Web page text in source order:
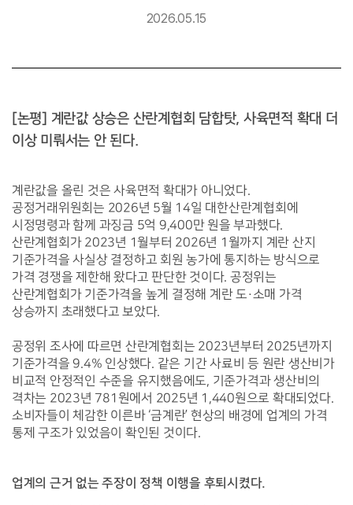
2026.05.15
[논평] 계란값 상승은 산란계협회 담합탓, 사육면적 확대 더
이상 미뤄서는 안 된다.
계란값을 올린 것은 사육면적 확대가 아니었다.
공정거래위원회는 2026년 5월 14일 대한산란계협회에
시정명령과 함께 과징금 5억 9,400만 원을 부과했다.
산란계협회가 2023년 1월부터 2026년 1월까지 계란 산지
기준가격을 사실상 결정하고 회원 농가에 통지하는 방식으로
가격 경쟁을 제한해 왔다고 판단한 것이다. 공정위는
산란계협회가 기준가격을 높게 결정해 계란 도·소매 가격
상승까지 초래했다고 보았다.
공정위 조사에 따르면 산란계협회는 2023년부터 2025년까지
기준가격을 9.4% 인상했다. 같은 기간 사료비 등 원란 생산비가
비교적 안정적인 수준을 유지했음에도, 기준가격과 생산비의
격차는 2023년 781원에서 2025년 1,440원으로 확대되었다.
소비자들이 체감한 이른바 ‘금계란’ 현상의 배경에 업계의 가격
통제 구조가 있었음이 확인된 것이다.
업계의 근거 없는 주장이 정책 이행을 후퇴시켰다.